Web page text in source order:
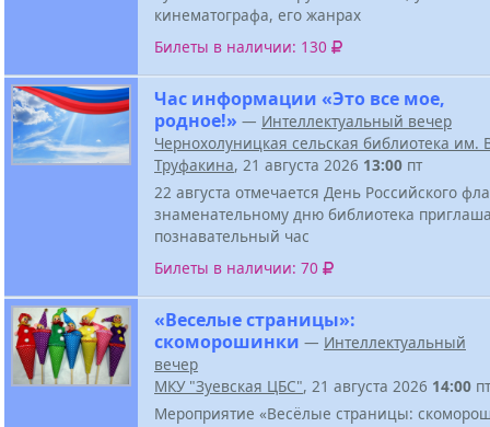
кинематографа, его жанрах
Билеты в наличии: 130
Час информации «Это все мое,
родное!» — Интеллектуальный вечер
Чернохолуницкая сельская библиотека им.
Труфакина, 21 августа 2026 13:00 пт
22 августа отмечается День Российского
знаменательному дню библиотека
познавательный час
Билеты в наличии: 70
«Веселые страницы»:
скоморошинки — Интеллектуальный
вечер
МКУ "Зуевская ЦБС", 21 августа 2026 14:00 пт
Мероприятие «Весёлые страницы: